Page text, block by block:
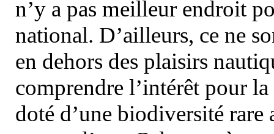
n’y a pas meilleur endroit
national. D’ailleurs, ce ne
en dehors des plaisirs
comprendre l’intérêt pour
doté d’une biodiversité